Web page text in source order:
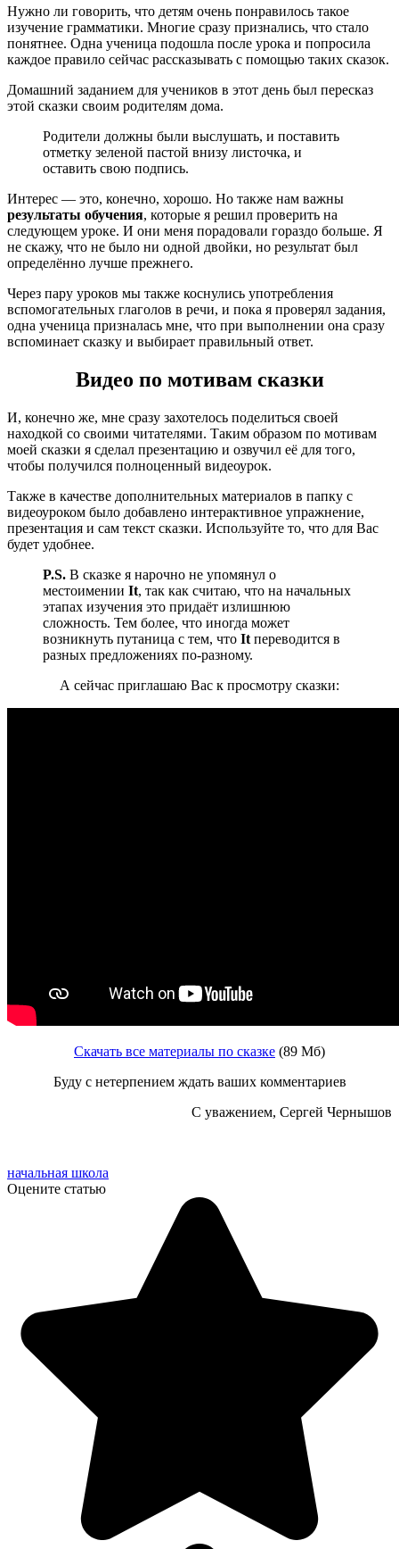
Нужно ли говорить, что детям очень понравилось такое
изучение грамматики. Многие сразу признались, что стало
понятнее. Одна ученица подошла после урока и попросила
каждое правило сейчас рассказывать с помощью таких сказок.
Домашний заданием для учеников в этот день был пересказ
этой сказки своим родителям дома.
Родители должны были выслушать, и поставить
отметку зеленой пастой внизу листочка, и
оставить свою подпись.
Интерес — это, конечно, хорошо. Но также нам важны
результаты обучения, которые я решил проверить на
следующем уроке. И они меня порадовали гораздо больше. Я
не скажу, что не было ни одной двойки, но результат был
определённо лучше прежнего.
Через пару уроков мы также коснулись употребления
вспомогательных глаголов в речи, и пока я проверял задания,
одна ученица призналась мне, что при выполнении она сразу
вспоминает сказку и выбирает правильный ответ.
Видео по мотивам сказки
И, конечно же, мне сразу захотелось поделиться своей
находкой со своими читателями. Таким образом по мотивам
моей сказки я сделал презентацию и озвучил её для того,
чтобы получился полноценный видеоурок.
Также в качестве дополнительных материалов в папку с
видеоуроком было добавлено интерактивное упражнение,
презентация и сам текст сказки. Используйте то, что для Вас
будет удобнее.
P.S. В сказке я нарочно не упомянул о
местоимении It, так как считаю, что на начальных
этапах изучения это придаёт излишнюю
сложность. Тем более, что иногда может
возникнуть путаница с тем, что It переводится в
разных предложениях по-разному.
А сейчас приглашаю Вас к просмотру сказки:
Скачать все материалы по сказке (89 Мб)
Буду с нетерпением ждать ваших комментариев
С уважением, Сергей Чернышов
начальная школа
Оцените статью